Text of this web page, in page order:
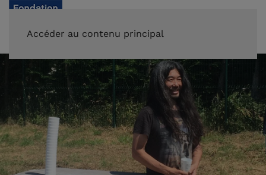
Accéder au contenu principal